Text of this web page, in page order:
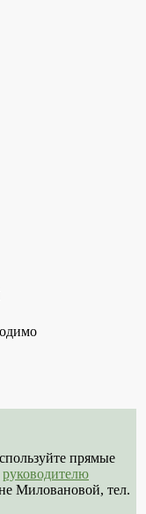
прямые
руководителю
Миловановой, тел.